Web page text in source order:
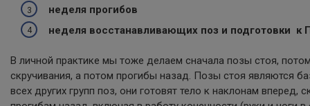
неделя прогибов
неделя восстанавливающих поз и подготовки к
В личной практике мы тоже делаем сначала позы стоя,
скручивания, а потом прогибы назад. Позы стоя являются
всех других групп поз, они готовят тело к наклонам вперед,